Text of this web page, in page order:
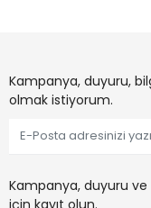
Kampanya, duyuru,
olmak istiyorum.
Kampanya, duyuru
için kayıt olun.